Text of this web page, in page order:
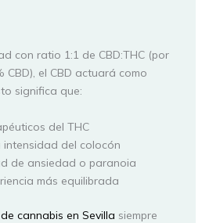
con ratio 1:1 de CBD:THC (por
CBD), el CBD actuará como
significa que:
del THC
intensidad del colocón
de ansiedad o paranoia
más equilibrada
cannabis en Sevilla siempre